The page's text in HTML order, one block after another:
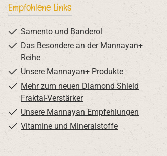
Empfohlene Links
Samento und Banderol
Das Besondere an der Mannayan+
Reihe
Unsere Mannayan+ Produkte
Mehr zum neuen Diamond Shield
Fraktal-Verstärker
Unsere Mannayan Empfehlungen
Vitamine und Mineralstoffe